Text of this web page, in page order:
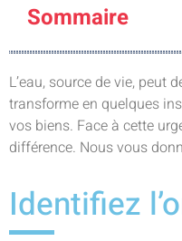
Sommaire
L’eau, source de vie,
transforme en quelques
vos biens. Face à cette
différence. Nous vous
Identifiez